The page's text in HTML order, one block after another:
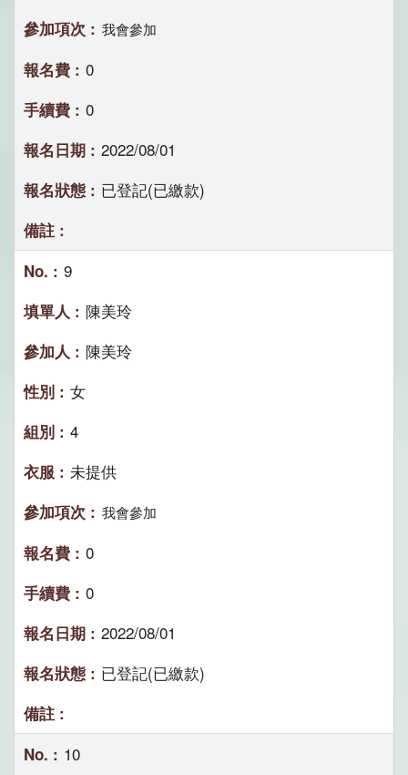
我會參加
0
0
2022/08/01
已登記(已繳款)
9
陳美玲
陳美玲
女
4
未提供
我會參加
0
0
2022/08/01
已登記(已繳款)
10